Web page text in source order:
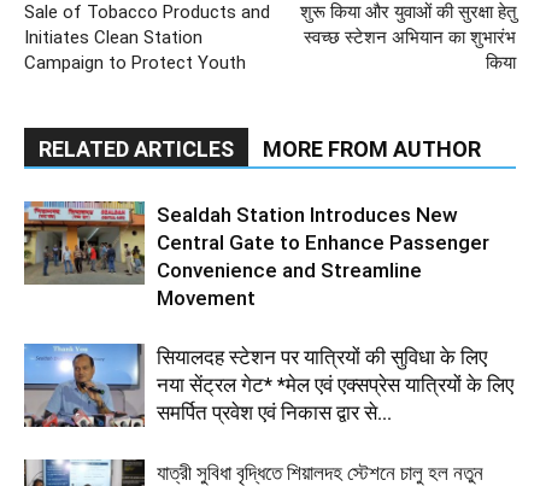
Sale of Tobacco Products and
Initiates Clean Station
Campaign to Protect Youth
शुरू किया और युवाओं की सुरक्षा हेतु
स्वच्छ स्टेशन अभियान का शुभारंभ
किया
RELATED ARTICLES MORE FROM AUTHOR
Sealdah Station Introduces New
Central Gate to Enhance Passenger
Convenience and Streamline
Movement
सियालदह स्टेशन पर यात्रियों की सुविधा के लिए
नया सेंट्रल गेट* *मेल एवं एक्सप्रेस यात्रियों के लिए
समर्पित प्रवेश एवं निकास द्वार से...
যাত্রী সুবিধা বৃদ্ধিতে শিয়ালদহ স্টেশনে চালু হল নতুন